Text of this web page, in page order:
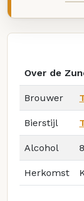
Over de
Brouwer
Bierstijl
Alcohol
Herkomst